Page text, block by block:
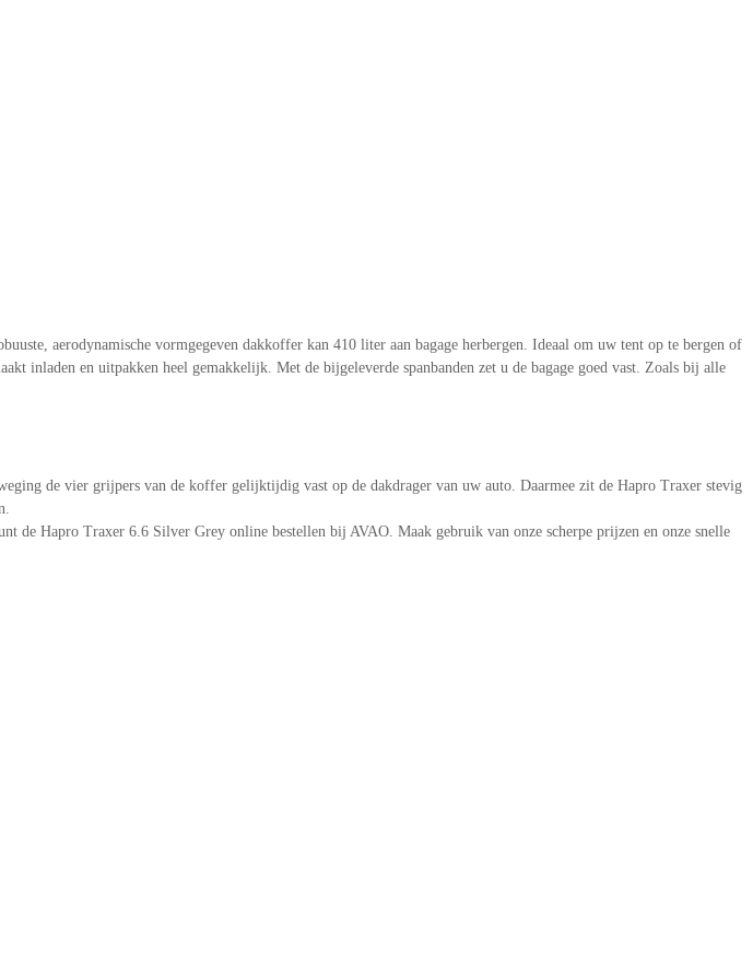
aerodynamische vormgegeven dakkoffer kan 410 liter aan bagage herbergen. Ideaal om uw tent op te bergen of
inladen en uitpakken heel gemakkelijk. Met de bijgeleverde spanbanden zet u de bagage goed vast. Zoals bij alle
de vier grijpers van de koffer gelijktijdig vast op de dakdrager van uw auto. Daarmee zit de Hapro Traxer stevig
Hapro Traxer 6.6 Silver Grey online bestellen bij AVAO. Maak gebruik van onze scherpe prijzen en onze snelle